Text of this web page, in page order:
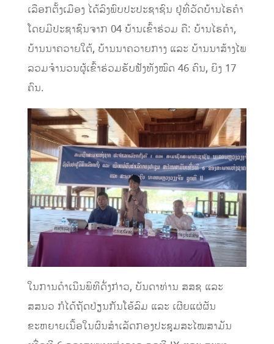
ເລືອກຕັ້ງເມືອງ ໄດ້ລົງພົບປະປະຊາຊົນ ຢູ່ທີ່ວັດບ້ານໄຮຄຳ
ໂດຍມີປະຊາຊົນຈາກ 04 ບ້ານເຂົ້າຮ່ວມ ຄື: ບ້ານໄຮຄຳ,
ບ້ານນາຄວາຍໃຕ້, ບ້ານນາຄວາຍກາງ ແລະ ບ້ານນາສ້າງໄພ
ລວມຈຳນວນຜູ້ເຂົ້າຮ່ວມຮັບຟັງທັງໝົດ 46 ຄົນ, ຍິງ 17
ຄົນ.
ໃນການດຳເນີນພິທີດັ່ງກ່າວ, ບັນດາທ່ານ ສສຊ ແລະ
ສສນວ ກໍໄດ້ຖັດປ່ຽນກັນໂອ້ລົມ ແລະ ເຜີຍແຜ່ຜັນ
ຂະຫຍາຍເນື້ອໃນຜົນສໍາເລັດກອງປະຊຸມສະໄໝສາມັນ